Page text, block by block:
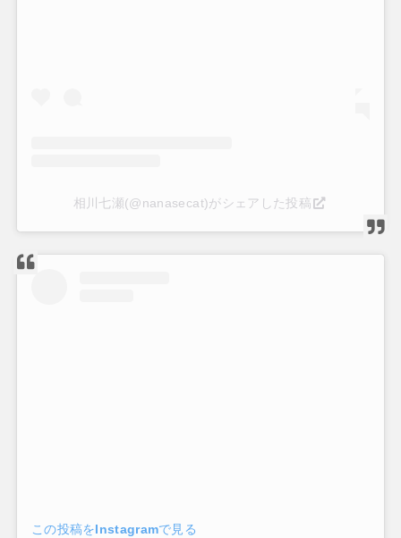
相川七瀬(@nanasecat)がシェアした投稿
この投稿をInstagramで見る